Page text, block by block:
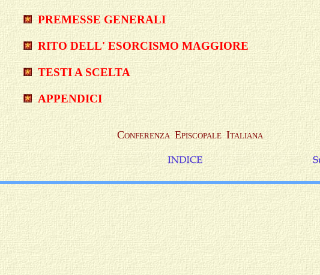
PREMESSE GENERALI
RITO DELL' ESORCISMO MAGGIORE
TESTI A SCELTA
APPENDICI
CONFERENZA EPISCOPALE ITALIANA